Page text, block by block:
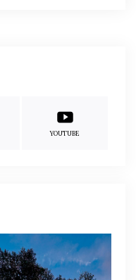
YOUTUBE